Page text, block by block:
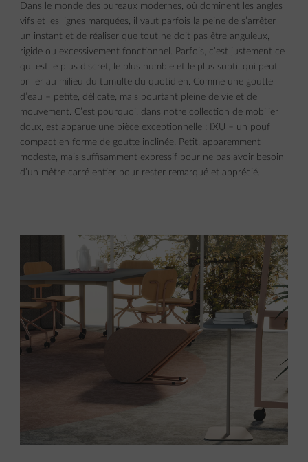
Dans le monde des bureaux modernes, où dominent les angles
vifs et les lignes marquées, il vaut parfois la peine de s’arrêter
un instant et de réaliser que tout ne doit pas être anguleux,
rigide ou excessivement fonctionnel. Parfois, c’est justement ce
qui est le plus discret, le plus humble et le plus subtil qui peut
briller au milieu du tumulte du quotidien. Comme une goutte
d’eau – petite, délicate, mais pourtant pleine de vie et de
mouvement. C’est pourquoi, dans notre collection de mobilier
doux, est apparue une pièce exceptionnelle : IXU – un pouf
compact en forme de goutte inclinée. Petit, apparemment
modeste, mais suffisamment expressif pour ne pas avoir besoin
d’un mètre carré entier pour rester remarqué et apprécié.